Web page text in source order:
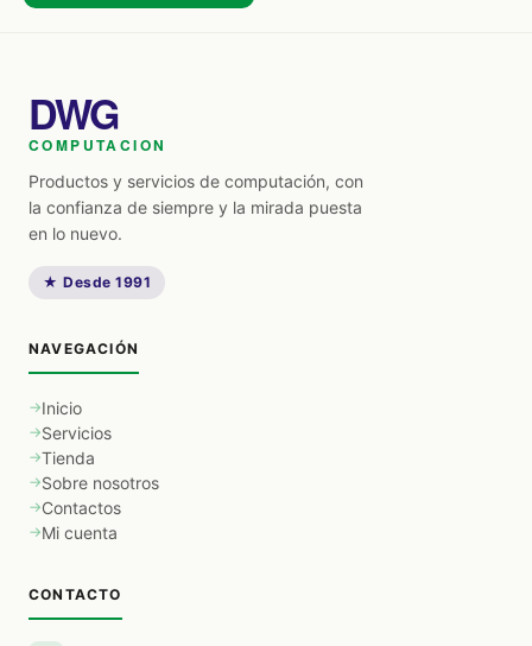
DWG
COMPUTACION
Productos y servicios de computación, con
la confianza de siempre y la mirada puesta
en lo nuevo.
★ Desde 1991
NAVEGACIÓN
Inicio
Servicios
Tienda
Sobre nosotros
Contactos
Mi cuenta
CONTACTO